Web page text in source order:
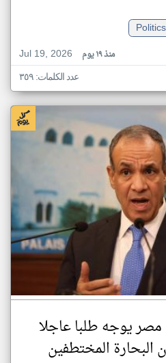
Politics
Jul 19, 2026
منذ ١٩ يوم
عدد الكلمات: ٣٥٩
يوجه طلبا عاجلا
البحارة المختطفين